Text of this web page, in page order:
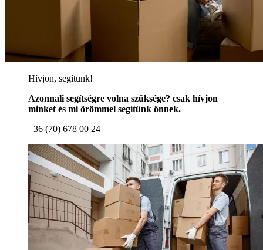
Hívjon, segítünk!
Azonnali segítségre volna szüksége? csak hívjon
minket és mi örömmel segítünk önnek.
+36 (70) 678 00 24